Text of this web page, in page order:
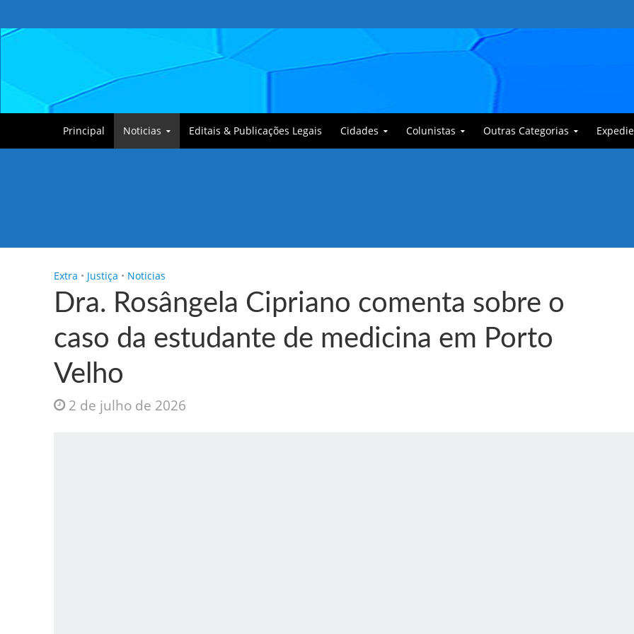
Principal Noticias Editais & Publicações Legais Cidades Colunistas Outras Categorias
Extra • Justiça • Noticias
Dra. Rosângela Cipriano comenta sobre o
caso da estudante de medicina em Porto
Velho
2 de julho de 2026